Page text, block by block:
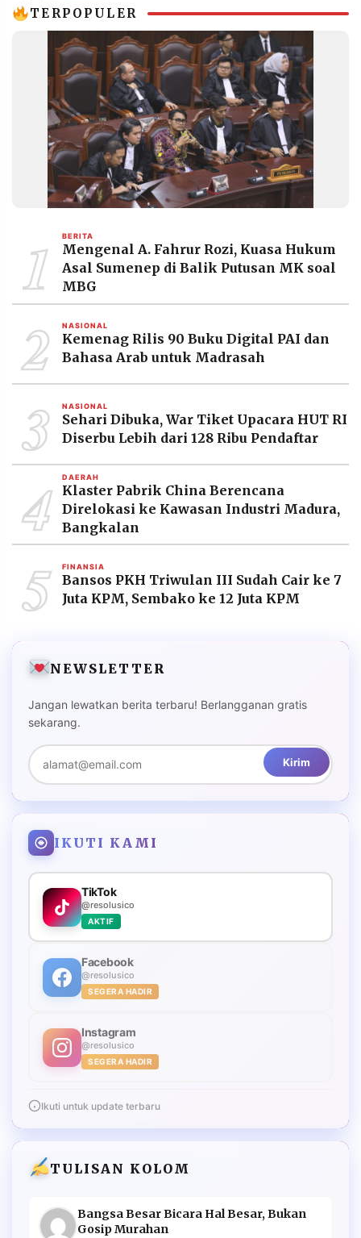
TERPOPULER
1 BERITA
Mengenal A. Fahrur Rozi, Kuasa Hukum
Asal Sumenep di Balik Putusan MK soal
MBG
2 NASIONAL
Kemenag Rilis 90 Buku Digital PAI dan
Bahasa Arab untuk Madrasah
3 NASIONAL
Sehari Dibuka, War Tiket Upacara HUT RI
Diserbu Lebih dari 128 Ribu Pendaftar
4 DAERAH
Klaster Pabrik China Berencana
Direlokasi ke Kawasan Industri Madura,
Bangkalan
5 FINANSIA
Bansos PKH Triwulan III Sudah Cair ke 7
Juta KPM, Sembako ke 12 Juta KPM
NEWSLETTER
Jangan lewatkan berita terbaru! Berlangganan gratis
sekarang.
Kirim
IKUTI KAMI
TikTok
@resolusico
AKTIF
Facebook
@resolusico
SEGERA HADIR
Instagram
@resolusico
SEGERA HADIR
Ikuti untuk update terbaru
TULISAN KOLOM
Bangsa Besar Bicara Hal Besar, Bukan
Gosip Murahan